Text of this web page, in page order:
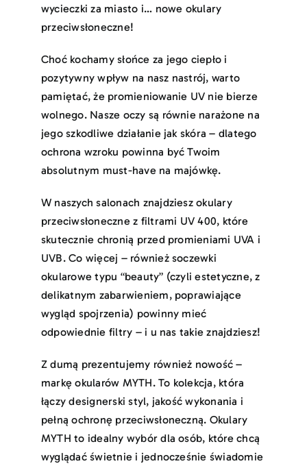
wycieczki za miasto i… nowe okulary
przeciwsłoneczne!
Choć kochamy słońce za jego ciepło i
pozytywny wpływ na nasz nastrój, warto
pamiętać, że promieniowanie UV nie bierze
wolnego. Nasze oczy są równie narażone na
jego szkodliwe działanie jak skóra – dlatego
ochrona wzroku powinna być Twoim
absolutnym must-have na majówkę.
W naszych salonach znajdziesz okulary
przeciwsłoneczne z filtrami UV 400, które
skutecznie chronią przed promieniami UVA i
UVB. Co więcej – również soczewki
okularowe typu “beauty” (czyli estetyczne, z
delikatnym zabarwieniem, poprawiające
wygląd spojrzenia) powinny mieć
odpowiednie filtry – i u nas takie znajdziesz!
Z dumą prezentujemy również nowość –
markę okularów MYTH. To kolekcja, która
łączy designerski styl, jakość wykonania i
pełną ochronę przeciwsłoneczną. Okulary
MYTH to idealny wybór dla osób, które chcą
wyglądać świetnie i jednocześnie świadomie